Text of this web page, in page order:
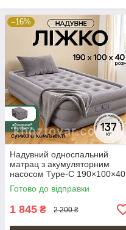
–16%
Надувний односпальний
матрац з акумуляторним
насосом Type-C 190×100×40
см, сірий
Готово до відправки
1 845 ₴ 2 200 ₴